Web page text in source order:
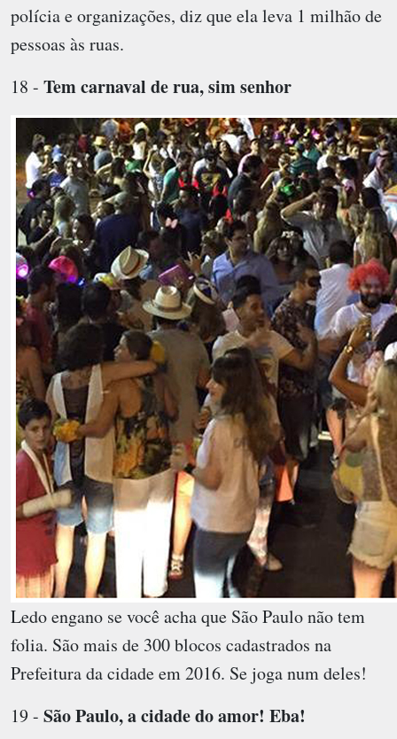
polícia e organizações, diz que ela leva 1 milhão de
pessoas às ruas.
18 - Tem carnaval de rua, sim senhor
Ledo engano se você acha que São Paulo não tem
folia. São mais de 300 blocos cadastrados na
Prefeitura da cidade em 2016. Se joga num deles!
19 - São Paulo, a cidade do amor! Eba!